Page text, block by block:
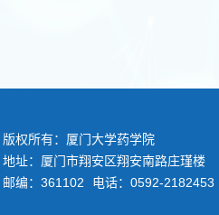
版权所有：厦门大学药学院
地址：厦门市翔安区翔安南路庄瑾楼
邮编：361102
电话：0592-